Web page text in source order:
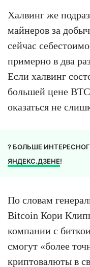
Халвинг же
майнеров за
сейчас
примерно в два
Если халвинг
большей цене
оказаться не
? БОЛЬШЕ
ЯНДЕКС.ДЗЕНЕ!
По словам
Bitcoin Кори
компании с
смогут «более
криптовалюты в